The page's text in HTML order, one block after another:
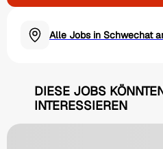
Alle Jobs in Schwechat
DIESE JOBS
INTERESSIEREN